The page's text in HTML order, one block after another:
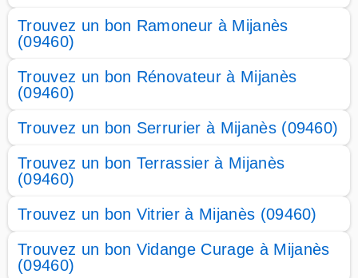
Trouvez un bon Ramoneur à Mijanès
(09460)
Trouvez un bon Rénovateur à Mijanès
(09460)
Trouvez un bon Serrurier à Mijanès (09460)
Trouvez un bon Terrassier à Mijanès
(09460)
Trouvez un bon Vitrier à Mijanès (09460)
Trouvez un bon Vidange Curage à Mijanès
(09460)